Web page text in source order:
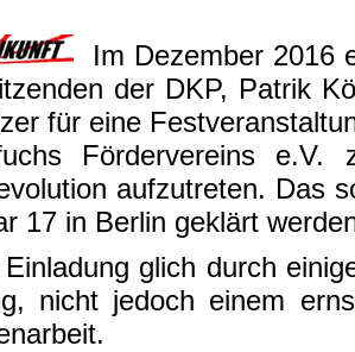
Im Dezember 2016
der DKP, Patrik
für eine
Fördervereins e.V.
aufzutreten. Das
17 in Berlin geklärt
glich durch
nicht jedoch einem